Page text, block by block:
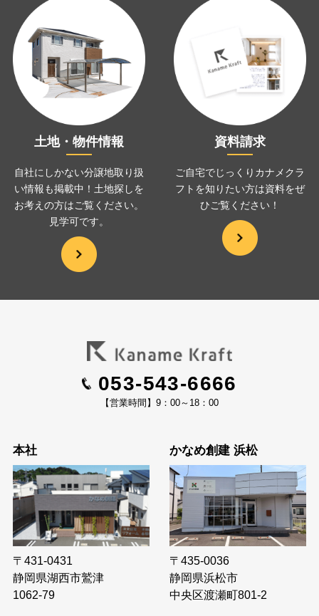
土地・物件情報
自社にしかない分譲地取り扱
い情報も掲載中！土地探しを
お考えの方はご覧ください。
見学可です。
資料請求
ご自宅でじっくりカナメクラ
フトを知りたい方は資料をぜ
ひご覧ください！
053-543-6666
【営業時間】9：00～18：00
本社
〒431-0431
静岡県湖西市鷲津
1062-79
かなめ創建 浜松
〒435-0036
静岡県浜松市
中央区渡瀬町801-2